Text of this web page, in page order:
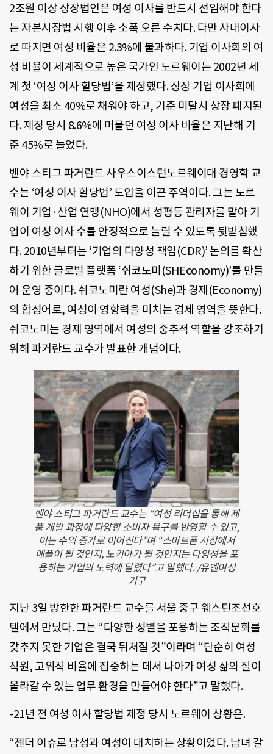
2조원 이상 상장법인은 여성 이사를 반드시 선임해야 한다
는 자본시장법 시행 이후 소폭 오른 수치다. 다만 사내이사
로 따지면 여성 비율은 2.3%에 불과하다. 기업 이사회의 여
성 비율이 세계적으로 높은 국가인 노르웨이는 2002년 세
계 첫 ‘여성 이사 할당법’을 제정했다. 상장 기업 이사회에
여성을 최소 40%로 채워야 하고, 기준 미달시 상장 폐지된
다. 제정 당시 8.6%에 머물던 여성 이사 비율은 지난해 기
준 45%로 늘었다.
벤야 스티그 파거란드 사우스이스턴노르웨이대 경영학 교
수는 ‘여성 이사 할당법’ 도입을 이끈 주역이다. 그는 노르
웨이 기업·산업 연맹(NHO)에서 성평등 관리자를 맡아 기
업이 여성 이사 수를 안정적으로 늘릴 수 있도록 뒷받침했
다. 2010년부터는 ‘기업의 다양성 책임(CDR)’ 논의를 확산
하기 위한 글로벌 플랫폼 ‘쉬코노미(SHEconomy)’를 만들
어 운영 중이다. 쉬코노미란 여성(She)과 경제(Economy)
의 합성어로, 여성이 영향력을 미치는 경제 영역을 뜻한다.
쉬코노미는 경제 영역에서 여성의 중추적 역할을 강조하기
위해 파거란드 교수가 발표한 개념이다.
벤야 스티그 파거란드 교수는 “여성 리더십을 통해 제
품 개발 과정에 다양한 소비자 욕구를 반영할 수 있고,
이는 수익 증가로 이어진다”며 “스마트폰 시장에서
애플이 될 것인지, 노키아가 될 것인지는 다양성을 포
용하는 기업의 노력에 달렸다”고 말했다. /유엔여성
기구
지난 3일 방한한 파거란드 교수를 서울 중구 웨스틴조선호
텔에서 만났다. 그는 “다양한 성별을 포용하는 조직문화를
갖추지 못한 기업은 결국 뒤처질 것”이라며 “단순히 여성
직원, 고위직 비율에 집중하는 데서 나아가 여성 삶의 질이
올라갈 수 있는 업무 환경을 만들어야 한다”고 말했다.
-21년 전 여성 이사 할당법 제정 당시 노르웨이 상황은.
“젠더 이슈로 남성과 여성이 대치하는 상황이었다. 남녀 갈